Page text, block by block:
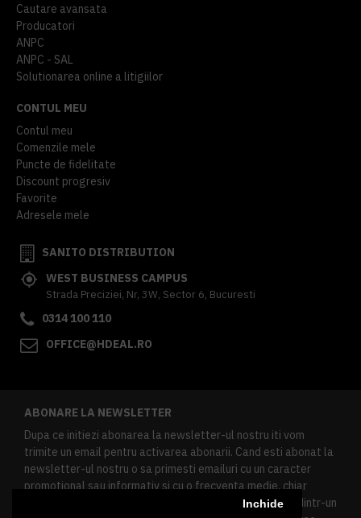
Inchide
Cautare avansata
Producatori
ANPC
ANPC - SAL
Solutionarea online a litigiilor
CONTUL MEU
Contul meu
Comenzile mele
Puncte de fidelitate
Discount progresiv
Favorite
Adresele mele
SANITO DISTRIBUTION
WEST BUSINESS CAMPUS
Strada Preciziei, Nr, 3W, Sector 6, Bucuresti
0314 100 110
OFFICE@HDEAL.RO
ABONARE LA NEWSLETTER
Dupa ce initiezi abonarea la newsletter-ul nostru iti vom
trimite un email pentru activarea abonarii. Cand esti abonat la
newsletter-ul nostru o sa primesti emailuri cu un caracter
promotional sau informativ si cu o frecventa medie, chiar
redusa. Daca doresti sa te dezabonezi poti urma linkul dintr-un